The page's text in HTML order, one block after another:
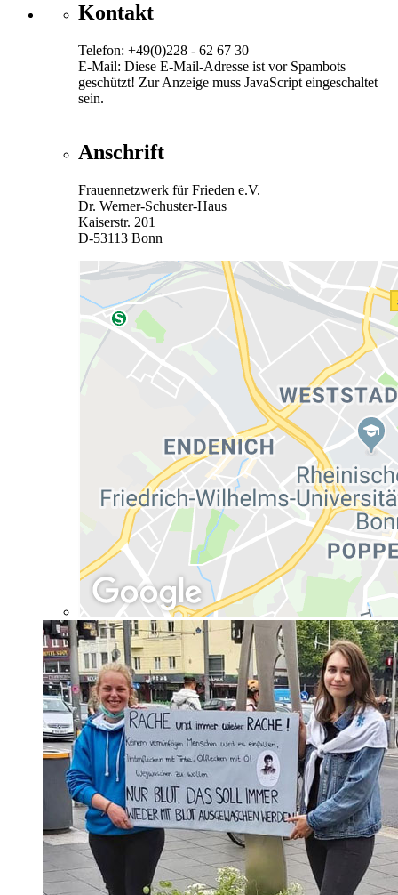
Kontakt
Telefon: +49(0)228 - 62 67 30
E-Mail: Diese E-Mail-Adresse ist vor Spambots
geschützt! Zur Anzeige muss JavaScript eingeschaltet
sein.
Anschrift
Frauennetzwerk für Frieden e.V.
Dr. Werner-Schuster-Haus
Kaiserstr. 201
D-53113 Bonn